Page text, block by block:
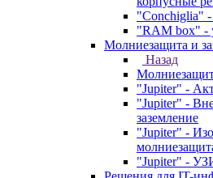
"Conchiglia"
"RAM box" -
Молниезащита и
Назад
"Jupiter" -
"Jupiter" -
заземление
"Jupiter" -
"Jupiter" -